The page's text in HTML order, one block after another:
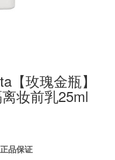
【玫瑰金瓶】
妆前乳25ml
品保证